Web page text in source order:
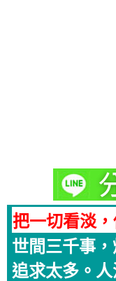
把一切看淡，
世間三千事
追求太多。